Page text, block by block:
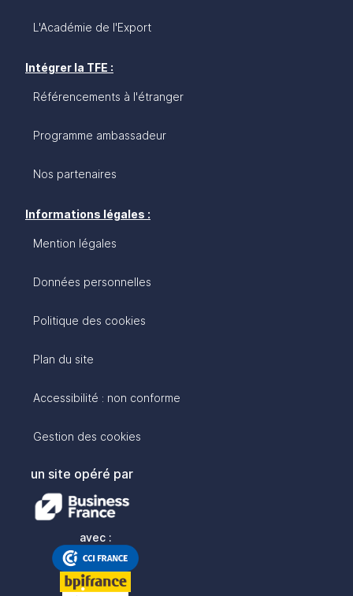
L'Académie de l'Export
Intégrer la TFE :
Référencements à l'étranger
Programme ambassadeur
Nos partenaires
Informations légales :
Mention légales
Données personnelles
Politique des cookies
Plan du site
Accessibilité : non conforme
Gestion des cookies
un site opéré par
avec :